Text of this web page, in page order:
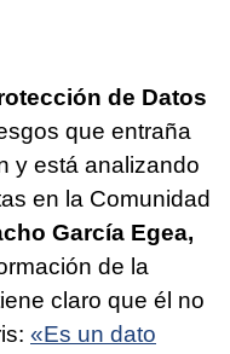
de Datos
que entraña
y está analizando
en la Comunidad
García Egea,
de la
claro que él no
«Es un dato